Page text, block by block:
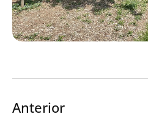
Search
Anterior